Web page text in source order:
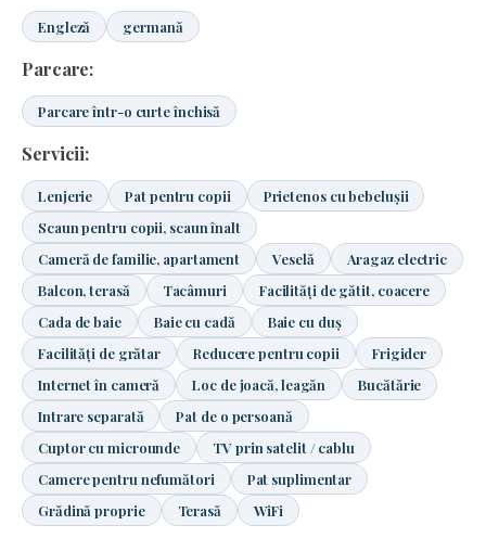
Engleză germană
Parcare:
Parcare într-o curte închisă
Servicii:
Lenjerie Pat pentru copii
Prietenos cu bebelușii
Scaun pentru copii, scaun înalt
Cameră de familie, apartament
Veselă
Aragaz electric
Balcon, terasă
Tacâmuri
Facilități de gătit, coacere
Cada de baie
Baie cu cadă
Baie cu duș
Facilități de grătar
Reducere pentru copii
Frigider
Internet în cameră
Loc de joacă, leagăn
Bucătărie
Intrare separată
Pat de o persoană
Cuptor cu microunde
TV prin satelit / cablu
Camere pentru nefumători
Pat suplimentar
Grădină proprie
Terasă WiFi